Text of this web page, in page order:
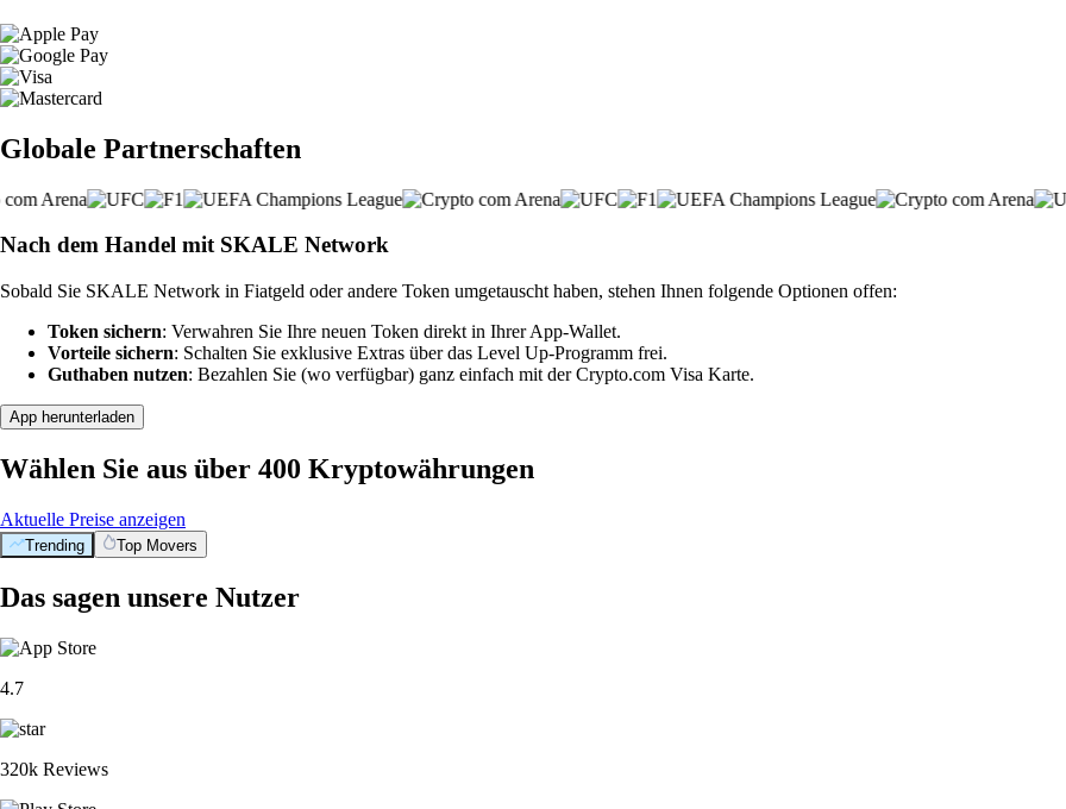
Globale Partnerschaften
Nach dem Handel mit SKALE Network
Sobald Sie SKALE Network in Fiatgeld oder andere Token umgetauscht haben, stehen Ihnen folgende Optionen offen:
Token sichern: Verwahren Sie Ihre neuen Token direkt in Ihrer App-Wallet.
Vorteile sichern: Schalten Sie exklusive Extras über das Level Up-Programm frei.
Guthaben nutzen: Bezahlen Sie (wo verfügbar) ganz einfach mit der Crypto.com Visa Karte.
App herunterladen
Wählen Sie aus über 400 Kryptowährungen
Aktuelle Preise anzeigen
Trending Top Movers
Das sagen unsere Nutzer
4.7
320k Reviews